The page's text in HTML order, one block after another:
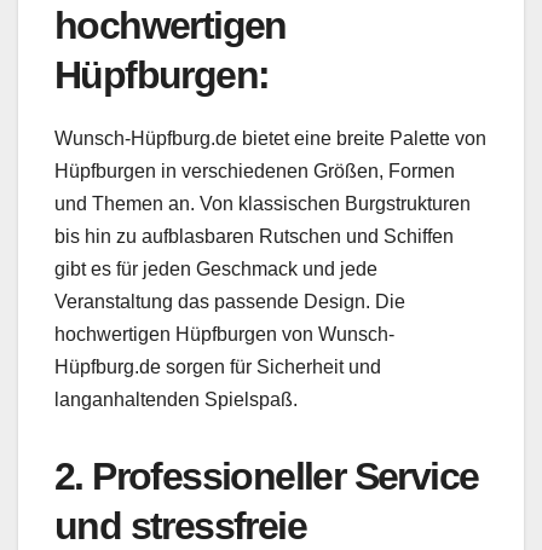
hochwertigen
Hüpfburgen:
Wunsch-Hüpfburg.de bietet eine breite Palette von
Hüpfburgen in verschiedenen Größen, Formen
und Themen an. Von klassischen Burgstrukturen
bis hin zu aufblasbaren Rutschen und Schiffen
gibt es für jeden Geschmack und jede
Veranstaltung das passende Design. Die
hochwertigen Hüpfburgen von Wunsch-
Hüpfburg.de sorgen für Sicherheit und
langanhaltenden Spielspaß.
2. Professioneller Service
und stressfreie